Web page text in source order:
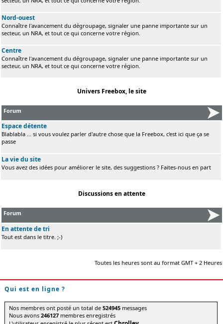
Nord-ouest
Connaître l'avancement du dégroupage, signaler une panne importante sur un
secteur, un NRA, et tout ce qui concerne votre région.
Centre
Connaître l'avancement du dégroupage, signaler une panne importante sur un
secteur, un NRA, et tout ce qui concerne votre région.
Univers Freebox, le site
Forum
Espace détente
Blablabla ... si vous voulez parler d'autre chose que la Freebox, c'est ici que ça se
passe
La vie du site
Vous avez des idées pour améliorer le site, des suggestions ? Faites-nous en part
Discussions en attente
Forum
En attente de tri
Tout est dans le titre. ;-)
Toutes les heures sont au format GMT + 2 Heures
Qui est en ligne ?
Nos membres ont posté un total de524945 messages
Nous avons246127 membres enregistrés